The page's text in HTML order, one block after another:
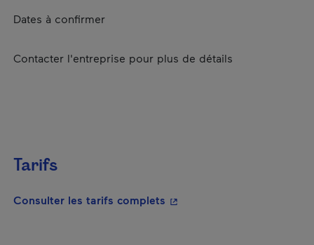
Dates à confirmer
Contacter l'entreprise pour plus de détails
Tarifs
Consulter les tarifs complets - Cet hyperlien s'ouvrira